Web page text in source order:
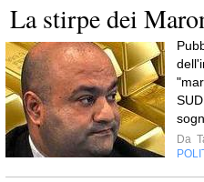
La stirpe dei
Da